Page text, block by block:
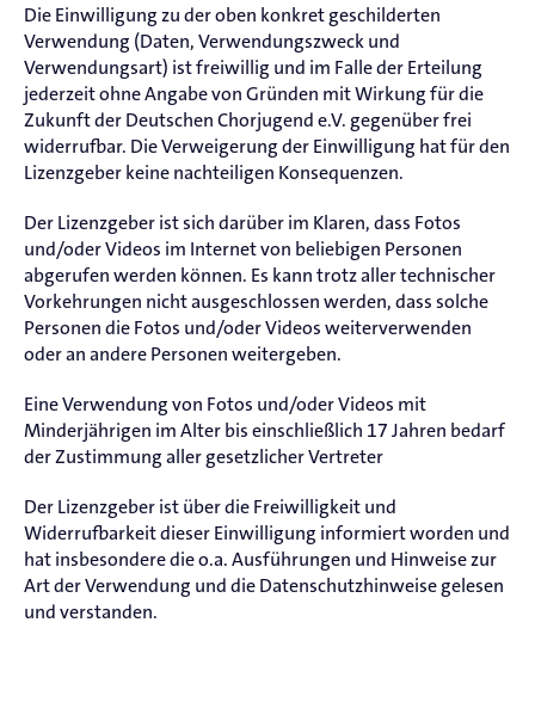
Die Einwilligung zu der oben konkret geschilderten
Verwendung (Daten, Verwendungszweck und
Verwendungsart) ist freiwillig und im Falle der Erteilung
jederzeit ohne Angabe von Gründen mit Wirkung für die
Zukunft der Deutschen Chorjugend e.V. gegenüber frei
widerrufbar. Die Verweigerung der Einwilligung hat für den
Lizenzgeber keine nachteiligen Konsequenzen.
Der Lizenzgeber ist sich darüber im Klaren, dass Fotos
und/oder Videos im Internet von beliebigen Personen
abgerufen werden können. Es kann trotz aller technischer
Vorkehrungen nicht ausgeschlossen werden, dass solche
Personen die Fotos und/oder Videos weiterverwenden
oder an andere Personen weitergeben.
Eine Verwendung von Fotos und/oder Videos mit
Minderjährigen im Alter bis einschließlich 17 Jahren bedarf
der Zustimmung aller gesetzlicher Vertreter
Der Lizenzgeber ist über die Freiwilligkeit und
Widerrufbarkeit dieser Einwilligung informiert worden und
hat insbesondere die o.a. Ausführungen und Hinweise zur
Art der Verwendung und die Datenschutzhinweise gelesen
und verstanden.